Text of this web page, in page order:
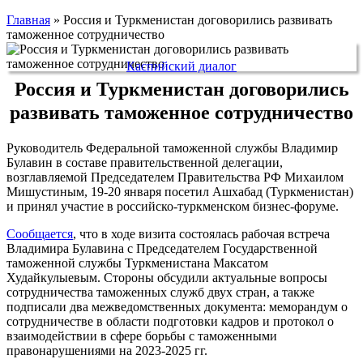
Главная » Россия и Туркменистан договорились развивать
таможенное сотрудничество
Каспийский диалог
Россия и Туркменистан договорились
развивать таможенное сотрудничество
Руководитель Федеральной таможенной службы Владимир
Булавин в составе правительственной делегации,
возглавляемой Председателем Правительства РФ Михаилом
Мишустиным, 19-20 января посетил Ашхабад (Туркменистан)
и принял участие в российско-туркменском бизнес-форуме.
Сообщается, что в ходе визита состоялась рабочая встреча
Владимира Булавина с Председателем Государственной
таможенной службы Туркменистана Максатом
Худайкулыевым. Стороны обсудили актуальные вопросы
сотрудничества таможенных служб двух стран, а также
подписали два межведомственных документа: меморандум о
сотрудничестве в области подготовки кадров и протокол о
взаимодействии в сфере борьбы с таможенными
правонарушениями на 2023-2025 гг.